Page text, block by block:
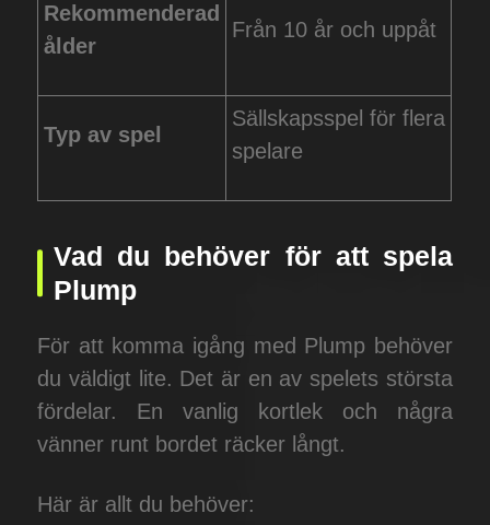
Rekommenderad
ålder
Från 10 år och uppåt
Typ av spel
Sällskapsspel för flera
spelare
Vad du behöver för att spela
Plump
För att komma igång med Plump behöver
du väldigt lite. Det är en av spelets största
fördelar. En vanlig kortlek och några
vänner runt bordet räcker långt.
Här är allt du behöver: